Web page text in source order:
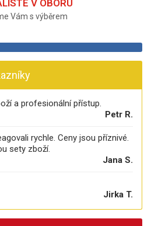
V OBORU
Vám s výběrem
a profesionální přístup.
Petr R.
rychle. Ceny jsou příznivé.
sety zboží.
Jana S.
Jirka T.